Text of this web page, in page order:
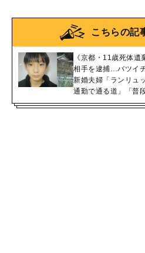
こちらの記
《京都・11歳死体
相手を逮捕…バツイ
新婚夫婦「ランリュ
通勤で通る道」「普